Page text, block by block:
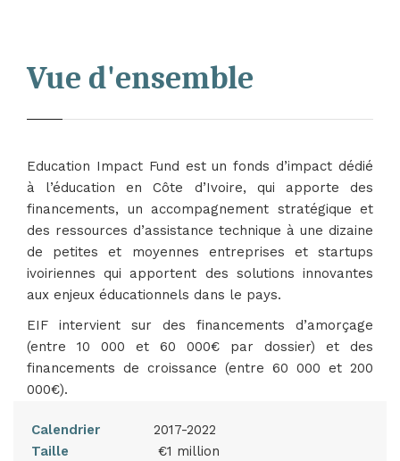
Vue d'ensemble
Education Impact Fund est un fonds d’impact dédié
à l’éducation en Côte d’Ivoire, qui apporte des
financements, un accompagnement stratégique et
des ressources d’assistance technique à une dizaine
de petites et moyennes entreprises et startups
ivoiriennes qui apportent des solutions innovantes
aux enjeux éducationnels dans le pays.
EIF intervient sur des financements d’amorçage
(entre 10 000 et 60 000€ par dossier) et des
financements de croissance (entre 60 000 et 200
000€).
Calendrier 2017-2022
Taille €1 million